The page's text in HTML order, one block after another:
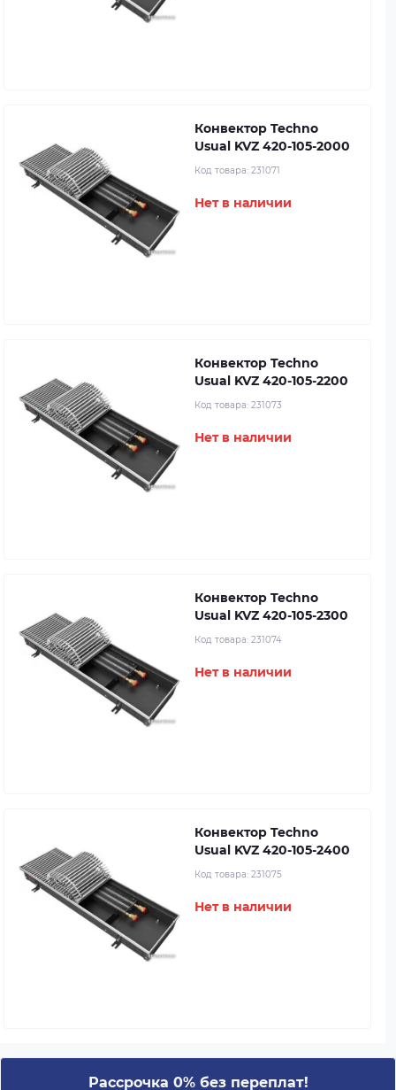
Конвектор Techno
Usual KVZ 420-105-2000
Код товара: 231071
Нет в наличии
Конвектор Techno
Usual KVZ 420-105-2200
Код товара: 231073
Нет в наличии
Конвектор Techno
Usual KVZ 420-105-2300
Код товара: 231074
Нет в наличии
Конвектор Techno
Usual KVZ 420-105-2400
Код товара: 231075
Нет в наличии
Рассрочка 0% без переплат!